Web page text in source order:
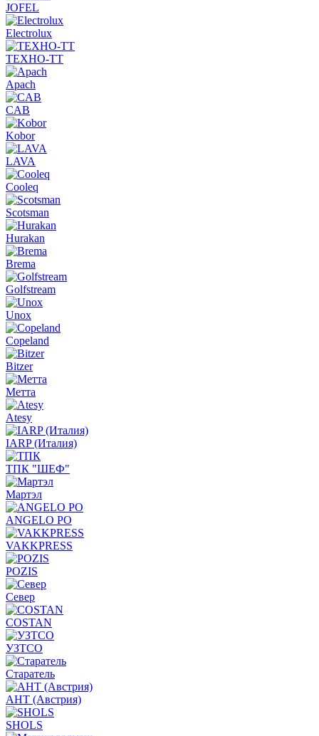
JOFEL
Electrolux
ТЕХНО-ТТ
Apach
CAB
Kobor
LAVA
Cooleq
Scotsman
Hurakan
Brema
Golfstream
Unox
Copeland
Bitzer
Метта
Atesy
IARP (Италия)
ТПК "ШЕФ"
Мартэл
ANGELO PO
VAKKPRESS
POZIS
Север
COSTAN
УЗТСО
Старатель
АНТ (Австрия)
SHOLS